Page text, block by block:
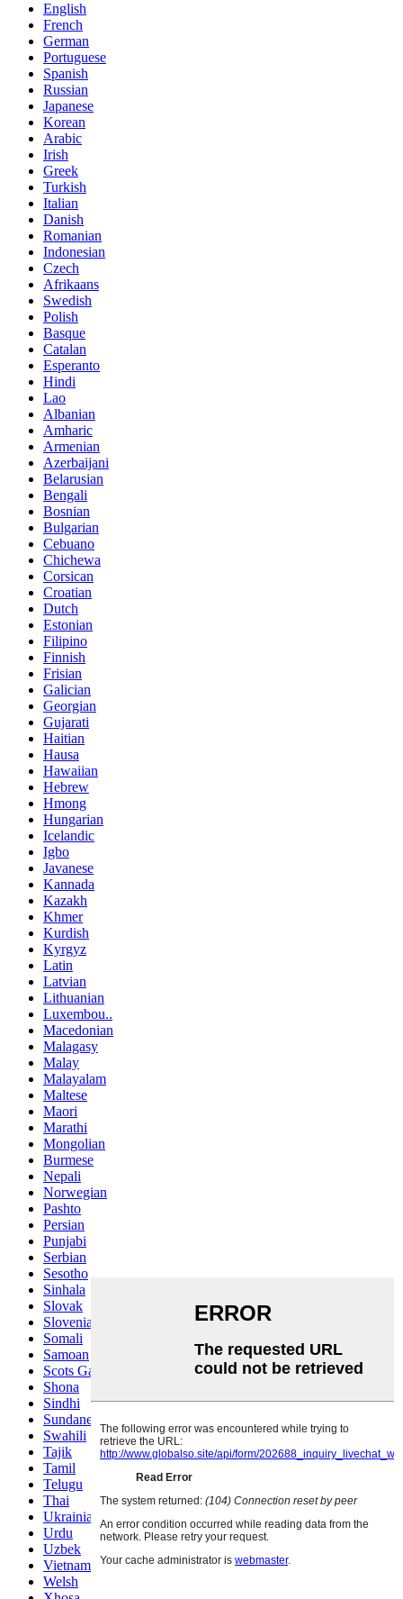
English
French
German
Portuguese
Spanish
Russian
Japanese
Korean
Arabic
Irish
Greek
Turkish
Italian
Danish
Romanian
Indonesian
Czech
Afrikaans
Swedish
Polish
Basque
Catalan
Esperanto
Hindi
Lao
Albanian
Amharic
Armenian
Azerbaijani
Belarusian
Bengali
Bosnian
Bulgarian
Cebuano
Chichewa
Corsican
Croatian
Dutch
Estonian
Filipino
Finnish
Frisian
Galician
Georgian
Gujarati
Haitian
Hausa
Hawaiian
Hebrew
Hmong
Hungarian
Icelandic
Igbo
Javanese
Kannada
Kazakh
Khmer
Kurdish
Kyrgyz
Latin
Latvian
Lithuanian
Luxembou..
Macedonian
Malagasy
Malay
Malayalam
Maltese
Maori
Marathi
Mongolian
Burmese
Nepali
Norwegian
Pashto
Persian
Punjabi
Serbian
Sesotho
Sinhala
Slovak
Slovenian
Somali
Samoan
Scots Gaelic
Shona
Sindhi
Sundanese
Swahili
Tajik
Tamil
Telugu
Thai
Ukrainian
Urdu
Uzbek
Vietnamese
Welsh